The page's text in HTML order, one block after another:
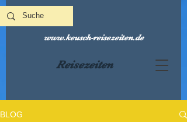
Reisezeiten
www.keusch-reisezeiten.de
BLOG